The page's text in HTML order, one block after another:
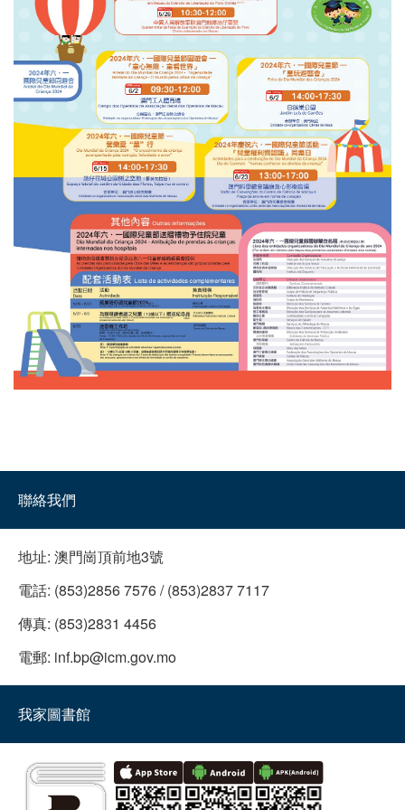
聯絡我們
地址: 澳門崗頂前地3號
電話: (853)2856 7576 / (853)2837 7117
傳真: (853)2831 4456
電郵: inf.bp@icm.gov.mo
我家圖書館